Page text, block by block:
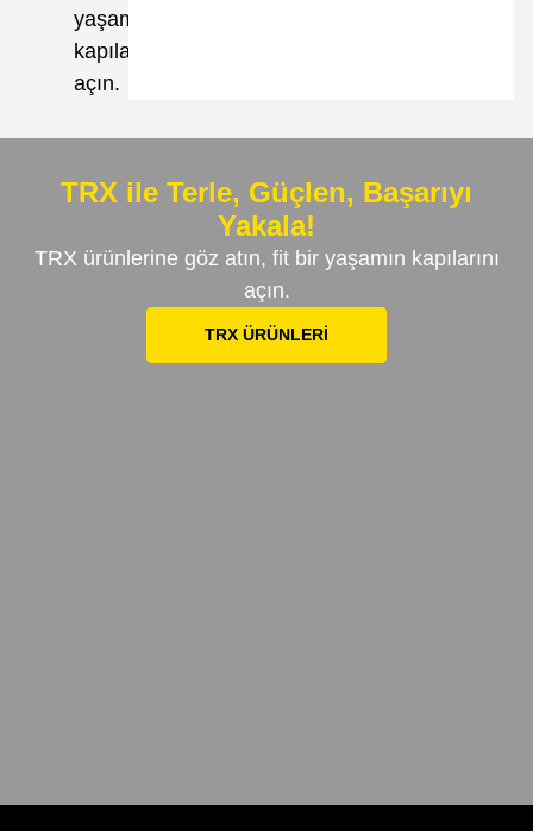
yaşamın
kapılarını
açın.
TRX ile Terle, Güçlen, Başarıyı
Yakala!
TRX ürünlerine göz atın, fit bir yaşamın kapılarını
açın.
TRX ÜRÜNLERİ